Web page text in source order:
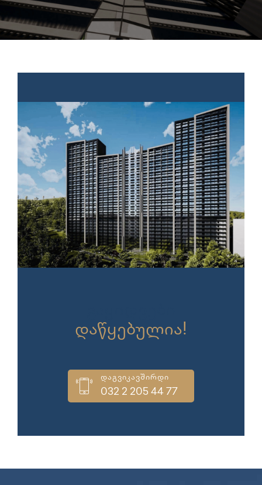
დაწყებულია!
დაგვიკავშირდი
032 2 205 44 77